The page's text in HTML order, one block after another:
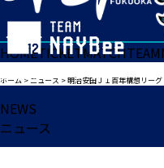
HOMETICKETMATCHTEAM
ホーム >ニュース >明治安田Ｊ１百年構想リー
NEWS
ニュース